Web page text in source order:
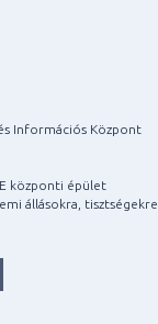
Információs Központ
központi épület
állásokra, tisztségekre